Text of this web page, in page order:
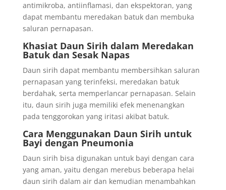
antimikroba, antiinflamasi, dan ekspektoran, yang
dapat membantu meredakan batuk dan membuka
saluran pernapasan.
Khasiat Daun Sirih dalam Meredakan
Batuk dan Sesak Napas
Daun sirih dapat membantu membersihkan saluran
pernapasan yang terinfeksi, meredakan batuk
berdahak, serta memperlancar pernapasan. Selain
itu, daun sirih juga memiliki efek menenangkan
pada tenggorokan yang iritasi akibat batuk.
Cara Menggunakan Daun Sirih untuk
Bayi dengan Pneumonia
Daun sirih bisa digunakan untuk bayi dengan cara
yang aman, yaitu dengan merebus beberapa helai
daun sirih dalam air dan kemudian menambahkan